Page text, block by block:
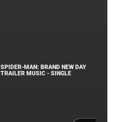
SPIDER-MAN: BRAND NEW DAY
TRAILER MUSIC - SINGLE